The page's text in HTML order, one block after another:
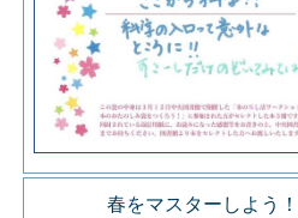
春をマスターしよう！